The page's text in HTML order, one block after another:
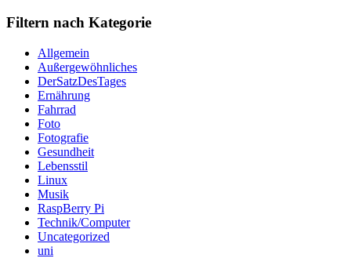
Filtern nach Kategorie
Allgemein
Außergewöhnliches
DerSatzDesTages
Ernährung
Fahrrad
Foto
Fotografie
Gesundheit
Lebensstil
Linux
Musik
RaspBerry Pi
Technik/Computer
Uncategorized
uni